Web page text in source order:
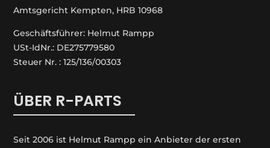
Amtsgericht Kempten, HRB 10968
Geschäftsführer: Helmut Rampp
USt-IdNr.: DE275779580
Steuer Nr. : 125/136/00303
ÜBER R-PARTS
Seit 2006 ist Helmut Rampp ein An­bieter der ersten